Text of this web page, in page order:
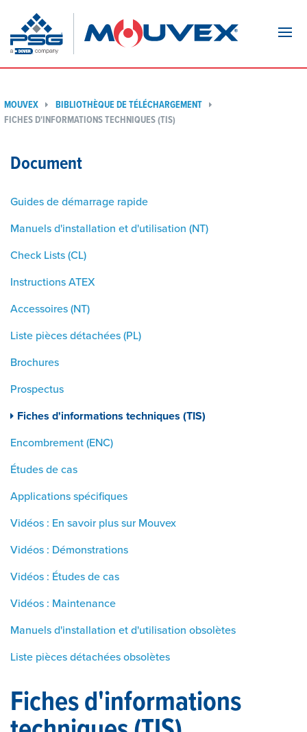
MOUVEX
BIBLIOTHÈQUE DE TÉLÉCHARGEMENT
FICHES D'INFORMATIONS TECHNIQUES (TIS)
Document
Guides de démarrage rapide
Manuels d'installation et d'utilisation (NT)
Check Lists (CL)
Instructions ATEX
Accessoires (NT)
Liste pièces détachées (PL)
Brochures
Prospectus
Fiches d'informations techniques (TIS)
Encombrement (ENC)
Études de cas
Applications spécifiques
Vidéos : En savoir plus sur Mouvex
Vidéos : Démonstrations
Vidéos : Études de cas
Vidéos : Maintenance
Manuels d'installation et d'utilisation obsolètes
Liste pièces détachées obsolètes
Fiches d'informations